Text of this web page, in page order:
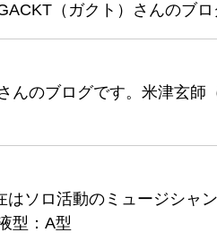
（ガクト）さんの
んのブログです。米津玄
ソロ活動のミュージシャ
型：A型